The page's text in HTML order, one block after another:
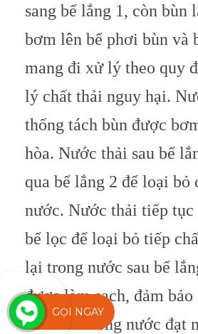
sang bể lắng 1, còn bùn
bơm lên bể phơi bùn và
mang đi xử lý theo quy
lý chất thải nguy hại.
thống tách bùn được
hòa. Nước thải sau bể
qua bể lắng 2 để loại bỏ
nước. Nước thải tiếp tục
bể lọc để loại bỏ tiếp
lại trong nước sau bể
được làm sạch, đảm bảo
ô nhiễm trong nước đạt
GỌI NGAY